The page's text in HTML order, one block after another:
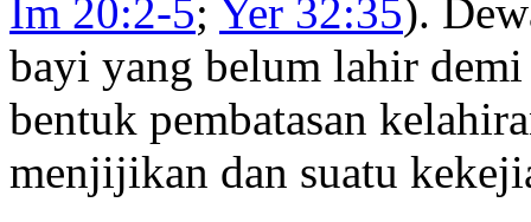
Im 20:2-5; Yer 32:35).
bayi yang belum lahir demi
bentuk pembatasan
menjijikan dan suatu